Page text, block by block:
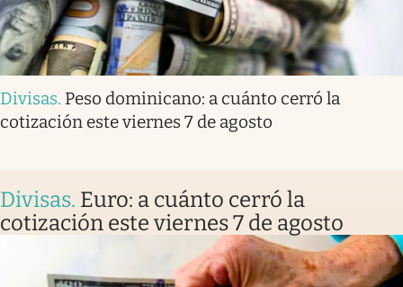
Divisas. Peso dominicano: a cuánto cerró la
cotización este viernes 7 de agosto
Divisas. Euro: a cuánto cerró la
cotización este viernes 7 de agosto